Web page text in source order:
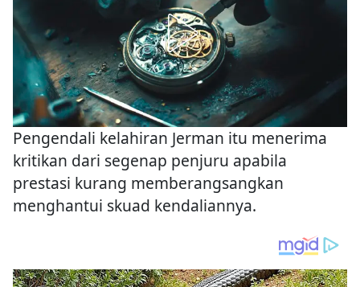
Pengendali kelahiran Jerman itu menerima
kritikan dari segenap penjuru apabila
prestasi kurang memberangsangkan
menghantui skuad kendaliannya.